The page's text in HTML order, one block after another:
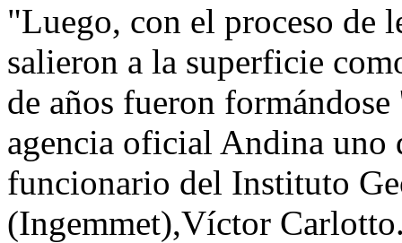
"Luego, con el proceso de
salieron a la superficie
de años fueron
agencia oficial Andina uno
funcionario del Instituto
(Ingemmet),Víctor